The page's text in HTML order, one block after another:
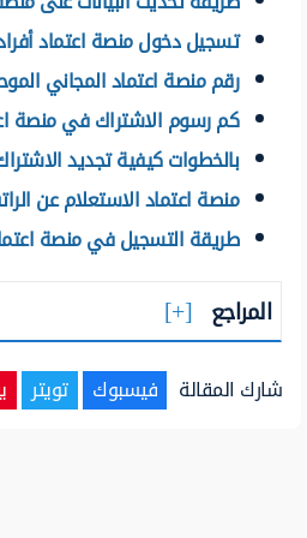
تسجيل دخول منصة اعتماد
رقم منصة اعتماد المجاني
كم رسوم الاشتراك في منصة
بالخطوات كيفية تجديد
منصة اعتماد الاستعلام عن
طريقة التسجيل في منصة
المراجع
شارك المقالة فيسبوك تويتر